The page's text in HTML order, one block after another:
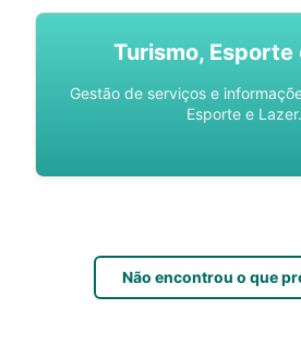
Turismo, Esporte
Gestão de serviços e
Esporte e Lazer.
Não encontrou o que